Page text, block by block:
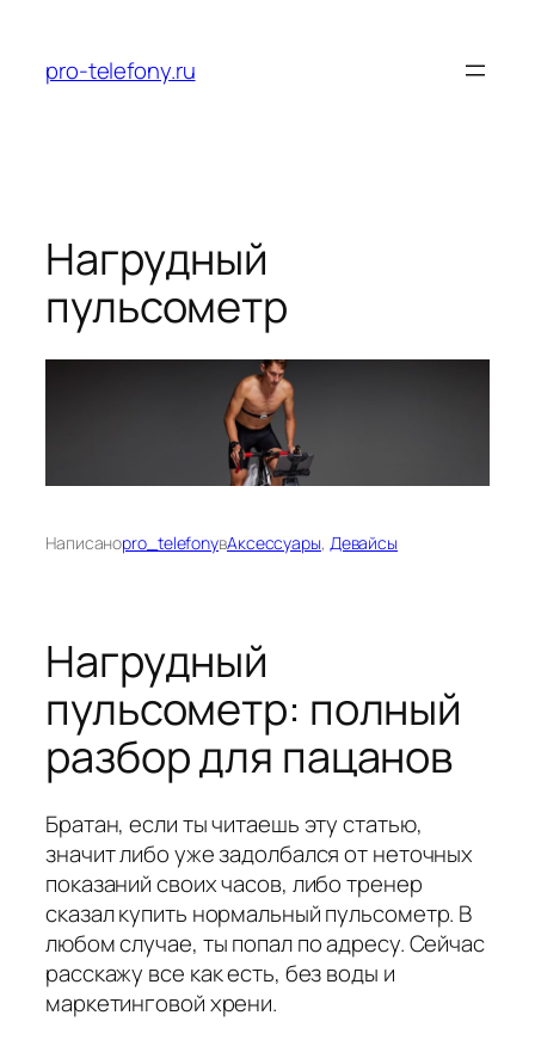
содержимому
pro-telefony.ru
Нагрудный
пульсометр
Написаноpro_telefonyвАксессуары, Девайсы
Нагрудный
пульсометр: полный
разбор для пацанов
Братан, если ты читаешь эту статью,
значит либо уже задолбался от неточных
показаний своих часов, либо тренер
сказал купить нормальный пульсометр. В
любом случае, ты попал по адресу. Сейчас
расскажу все как есть, без воды и
маркетинговой хрени.